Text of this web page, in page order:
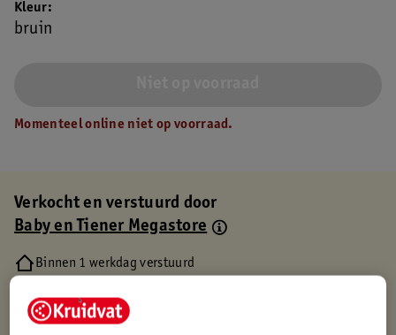
Kleur
bruin
Momenteel online niet op voorraad.
Verkocht en verstuurd door
Baby en Tiener Megastore
Binnen 1 werkdag verstuurd
Gratis retourneren via verkooppartner.
Gratis punten met je Kruidvat kaart